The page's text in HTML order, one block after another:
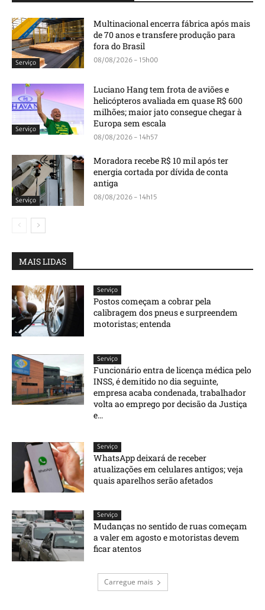
Serviço
Multinacional encerra fábrica após mais
de 70 anos e transfere produção para
fora do Brasil
08/08/2026 - 15h00
Serviço
Luciano Hang tem frota de aviões e
helicópteros avaliada em quase R$ 600
milhões; maior jato consegue chegar à
Europa sem escala
08/08/2026 - 14h57
Serviço
Moradora recebe R$ 10 mil após ter
energia cortada por dívida de conta
antiga
08/08/2026 - 14h15
MAIS LIDAS
Serviço
Postos começam a cobrar pela
calibragem dos pneus e surpreendem
motoristas; entenda
Serviço
Funcionário entra de licença médica pelo
INSS, é demitido no dia seguinte,
empresa acaba condenada, trabalhador
volta ao emprego por decisão da Justiça
e...
Serviço
WhatsApp deixará de receber
atualizações em celulares antigos; veja
quais aparelhos serão afetados
Serviço
Mudanças no sentido de ruas começam
a valer em agosto e motoristas devem
ficar atentos
Carregue mais